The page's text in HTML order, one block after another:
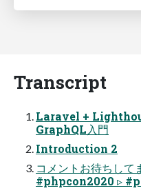
Transcript
Laravel +
GraphQL入門
Introduction 2
コメントお待ちし
#phpcon2020 ▹